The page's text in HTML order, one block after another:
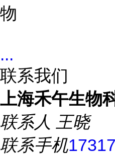
物
...
联系我们
上海禾午生物
联系人 王晓
联系手机